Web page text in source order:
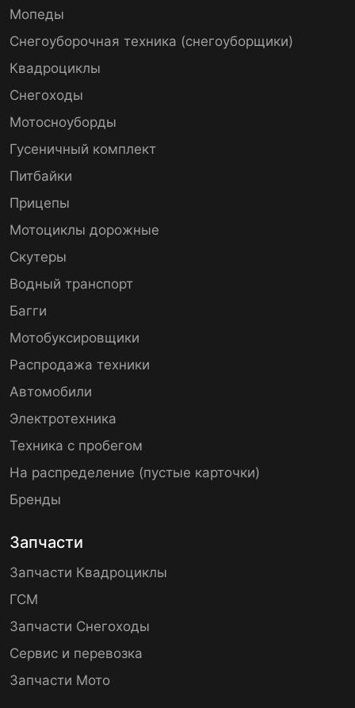
Мопеды
Снегоуборочная техника (снегоуборщики)
Квадроциклы
Снегоходы
Мотосноуборды
Гусеничный комплект
Питбайки
Прицепы
Мотоциклы дорожные
Скутеры
Водный транспорт
Багги
Мотобуксировщики
Распродажа техники
Автомобили
Электротехника
Техника с пробегом
На распределение (пустые карточки)
Бренды
Запчасти
Запчасти Квадроциклы
ГСМ
Запчасти Снегоходы
Сервис и перевозка
Запчасти Мото